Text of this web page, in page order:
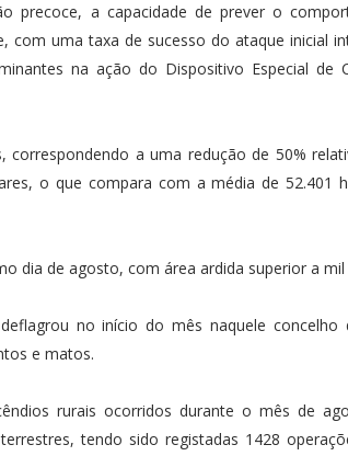
precoce, a capacidade de prever o
uma taxa de sucesso do ataque inicial
na ação do Dispositivo Especial de
a uma redução de 50%
o que compara com a média de 52.401
dia de agosto, com área ardida superior a mil
no início do mês naquele concelho
e matos.
rurais ocorridos durante o mês de
tendo sido registadas 1428